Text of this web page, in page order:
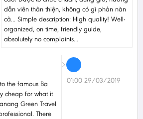
dẫn viên thân thiện, không có gì phản nàn
cả... Simple description: High quality! Well-
organized, on time, friendly guide,
absolutely no complaints...
the famous Ba
cheap for what it
Green Travel
There
01:00 29/03/2019